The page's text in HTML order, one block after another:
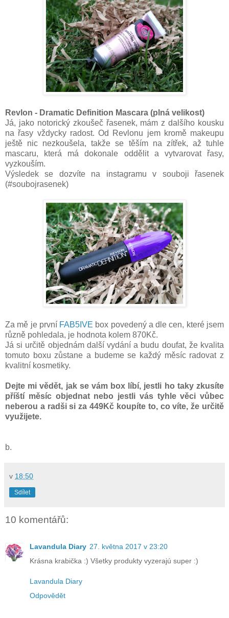
Revlon - Dramatic Definition Mascara (plná velikost)
Já, jako notorický zkoušeč řasenek, mám z dalšího kousku
na řasy vždycky radost. Od Revlonu jem kromě makeupu
ještě nic nezkoušela, takže se těším na zítřek, až tuhle
mascaru, která má dokonale oddělit a vytvarovat řasy,
vyzkouším.
Výsledek se dozvíte na instagramu v souboji řasenek
(#soubojrasenek)
Za mě je první FAB5IVE box povedený a dle cen, které jsem
různě pohledala, je hodnota kolem 870Kč.
Já si určitě objednám další vydání a budu doufat, že kvalita
tomuto boxu zůstane a budeme se každý měsíc radovat z
kvalitní kosmetiky.
Dejte mi vědět, jak se vám box líbí, jestli ho taky zkusíte
příští měsíc objednat nebo jestli vás tyhle věci vůbec
neberou a radši si za 449Kč koupíte to, co víte, že určitě
využijete.
b.
v 18:50
Sdílet
10 komentářů:
Lavandula Diary 27. května 2017 v 23:20
Krásna krabička :) Všetky produkty vyzerajú super :)
Lavandula Diary
Odpovědět